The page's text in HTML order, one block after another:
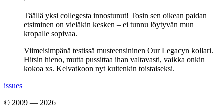
Täällä yksi collegesta innostunut! Tosin sen oikean paidan
etsiminen on vieläkin kesken – ei tunnu löytyvän mun
kropalle sopivaa.
Viimeisimpänä testissä musteensininen Our Legacyn kollari.
Hitsin hieno, mutta pussittaa ihan valtavasti, vaikka onkin
kokoa xs. Kelvatkoon nyt kuitenkin toistaiseksi.
issues
© 2009 — 2026